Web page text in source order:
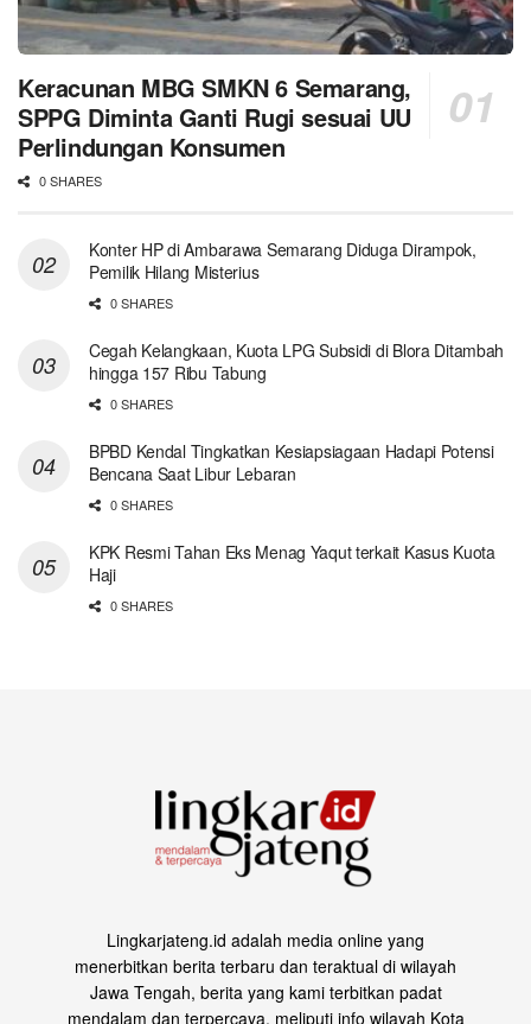
Keracunan MBG SMKN 6 Semarang,
SPPG Diminta Ganti Rugi sesuai UU
Perlindungan Konsumen
0 SHARES
Konter HP di Ambarawa Semarang Diduga Dirampok,
Pemilik Hilang Misterius
0 SHARES
Cegah Kelangkaan, Kuota LPG Subsidi di Blora Ditambah
hingga 157 Ribu Tabung
0 SHARES
BPBD Kendal Tingkatkan Kesiapsiagaan Hadapi Potensi
Bencana Saat Libur Lebaran
0 SHARES
KPK Resmi Tahan Eks Menag Yaqut terkait Kasus Kuota
Haji
0 SHARES
Lingkarjateng.id adalah media online yang
menerbitkan berita terbaru dan teraktual di wilayah
Jawa Tengah, berita yang kami terbitkan padat
mendalam dan terpercaya, meliputi info wilayah Kota